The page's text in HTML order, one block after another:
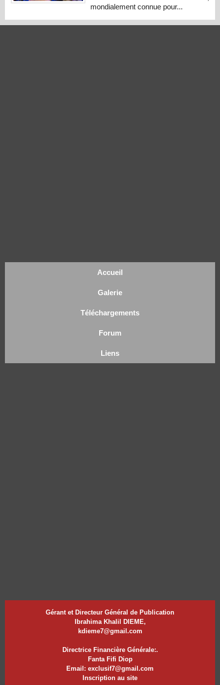
mondialement connue pour...
Accueil
Galerie
Téléchargements
Forum
Liens
Gérant et Directeur Général de Publication
Ibrahima Khalil DIEME,
kdieme7@gmail.com
Directrice Financière Générale:.
Fanta Fifi Diop
Email: exclusif7@gmail.com
Inscription au site